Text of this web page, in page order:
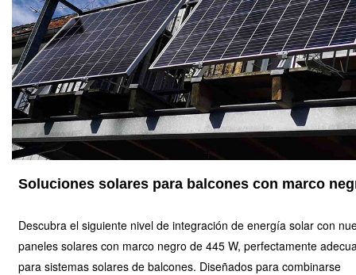
Soluciones solares para balcones con marco
Descubra el siguiente nivel de integración de energía solar con
paneles solares con marco negro de 445 W, perfectamente
para sistemas solares de balcones. Diseñados para combinarse